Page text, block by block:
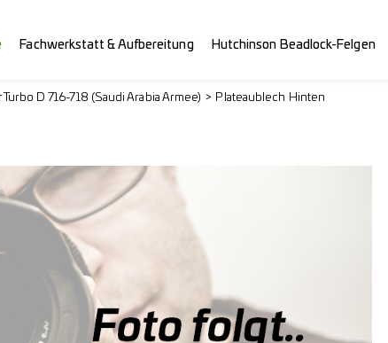
Fachwerkstatt & Aufbereitung Hutchinson Beadlock-Felgen
Turbo D 716-718 (Saudi Arabia Armee) Plateaublech Hinten